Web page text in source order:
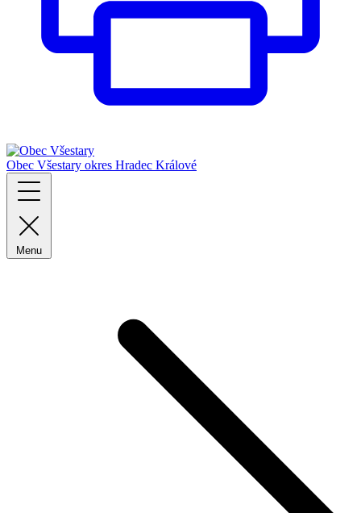
Obec Všestary okres Hradec Králové
Menu